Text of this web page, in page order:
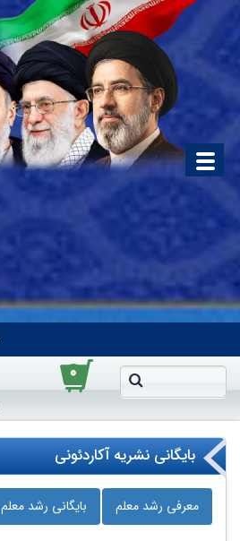
۰
بایگانی نشریه آکاردئونی
معرفی رشد معلم بایگانی رشد معلم